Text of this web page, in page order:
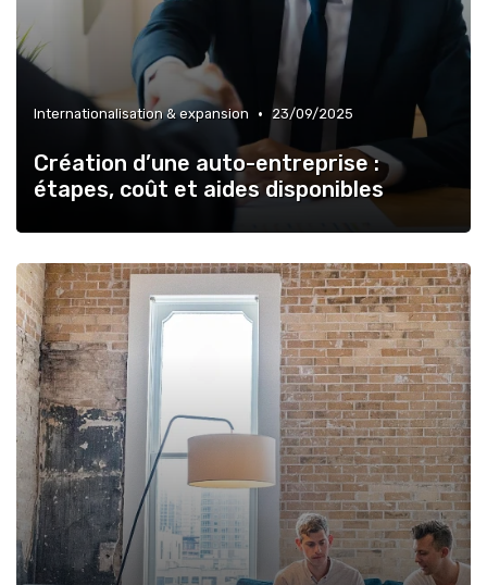
Internationalisation & expansion • 23/09/2025
Création d’une auto-entreprise :
étapes, coût et aides disponibles